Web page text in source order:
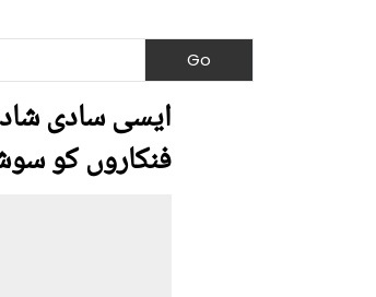
ایسی سادی
فنکاروں کو